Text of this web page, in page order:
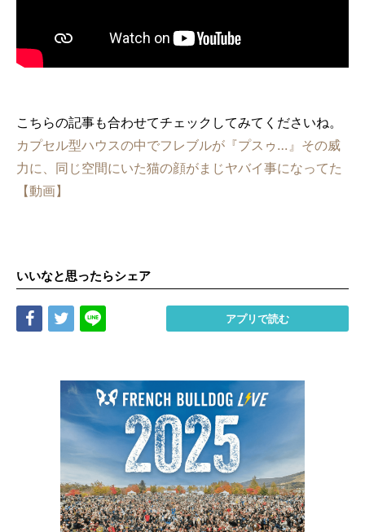
こちらの記事も合わせてチェックしてみてくださいね。
カプセル型ハウスの中でフレブルが『プスゥ…』その威
力に、同じ空間にいた猫の顔がまじヤバイ事になってた
【動画】
いいなと思ったらシェア
Share Tweet アプリで読む